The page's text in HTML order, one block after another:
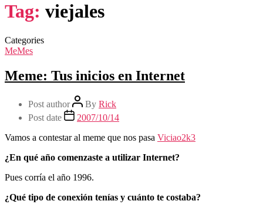
Tag: viejales
Categories
MeMes
Meme: Tus inicios en Internet
Post author By Rick
Post date
2007/10/14
Vamos a contestar al meme que nos pasa Viciao2k3
¿En qué año comenzaste a utilizar Internet?
Pues corría el año 1996.
¿Qué tipo de conexión tenías y cuánto te costaba?